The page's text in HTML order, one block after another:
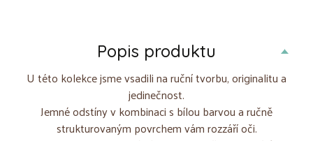
Popis produktu
U této kolekce jsme vsadili na ruční tvorbu, originalitu a
jedinečnost.
Jemné odstíny v kombinaci s bílou barvou a ručně
strukturovaným povrchem vám rozzáří oči.